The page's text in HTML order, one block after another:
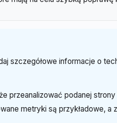
szczegółowe informacje o
przeanalizować podanej
metryki są przykładowe,